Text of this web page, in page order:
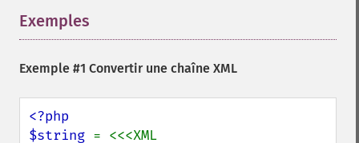
Exemples
Exemple #1 Convertir une chaîne XML
<?php
$string